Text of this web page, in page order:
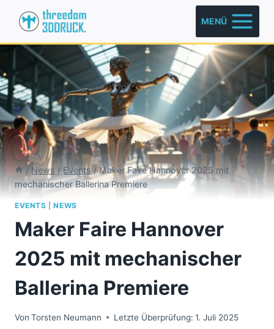
Inhalt
springen
MENÜ
/ News / Events / Maker Faire Hannover 2025 mit
mechanischer Ballerina Premiere
EVENTS |NEWS
Maker Faire Hannover
2025 mit mechanischer
Ballerina Premiere
Von Torsten Neumann Letzte Überprüfung: 1. Juli 2025